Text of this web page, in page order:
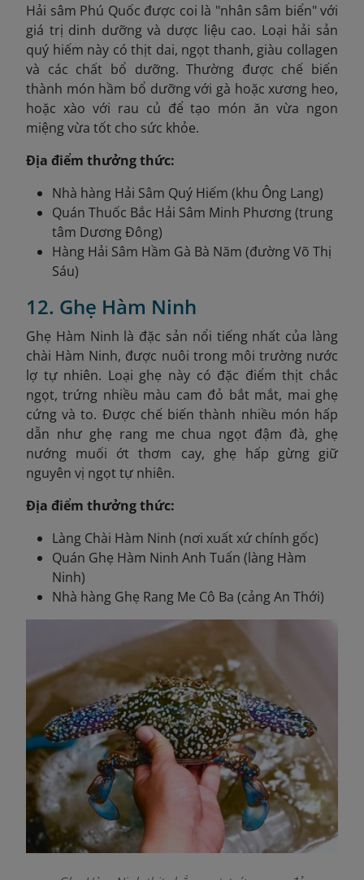
Hải sâm Phú Quốc được coi là "nhân sâm biển" với
giá trị dinh dưỡng và dược liệu cao. Loại hải sản
quý hiếm này có thịt dai, ngọt thanh, giàu collagen
và các chất bổ dưỡng. Thường được chế biến
thành món hầm bổ dưỡng với gà hoặc xương heo,
hoặc xào với rau củ để tạo món ăn vừa ngon
miệng vừa tốt cho sức khỏe.
Địa điểm thưởng thức:
Nhà hàng Hải Sâm Quý Hiếm (khu Ông Lang)
Quán Thuốc Bắc Hải Sâm Minh Phương (trung
tâm Dương Đông)
Hàng Hải Sâm Hầm Gà Bà Năm (đường Võ Thị
Sáu)
12. Ghẹ Hàm Ninh
Ghẹ Hàm Ninh là đặc sản nổi tiếng nhất của làng
chài Hàm Ninh, được nuôi trong môi trường nước
lợ tự nhiên. Loại ghẹ này có đặc điểm thịt chắc
ngọt, trứng nhiều màu cam đỏ bắt mắt, mai ghẹ
cứng và to. Được chế biến thành nhiều món hấp
dẫn như ghẹ rang me chua ngọt đậm đà, ghẹ
nướng muối ớt thơm cay, ghẹ hấp gừng giữ
nguyên vị ngọt tự nhiên.
Địa điểm thưởng thức:
Làng Chài Hàm Ninh (nơi xuất xứ chính gốc)
Quán Ghẹ Hàm Ninh Anh Tuấn (làng Hàm
Ninh)
Nhà hàng Ghẹ Rang Me Cô Ba (cảng An Thới)